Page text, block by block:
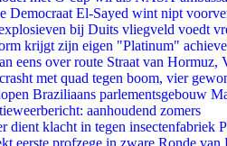
Democraat El-Sayed wint nipt
bij Duits vliegveld voedt
krijgt zijn eigen "Platinum"
eens over route Straat van Hormuz,
met quad tegen boom, vier
Braziliaans parlementsgebouw
aanhoudend zomers
dient klacht in tegen insectenfabriek
eerste profzege in zware Ronde van